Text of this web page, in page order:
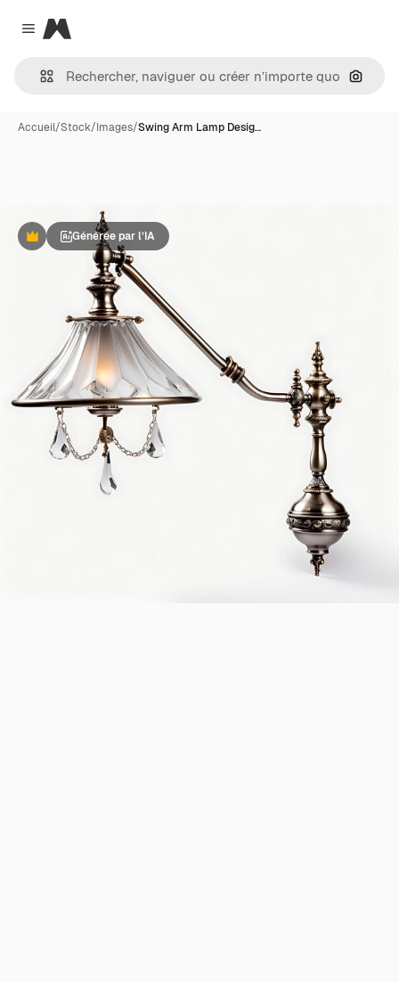
Close menu
Magnific
Accueil/Stock/Images/Swing Arm Lamp Desig…
PremiumGénérée par l’IA